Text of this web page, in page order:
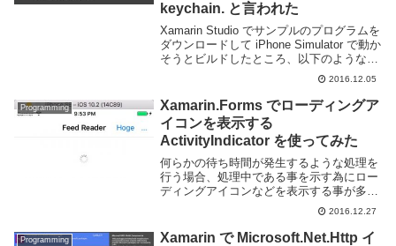
keychain. と言われた
Xamarin Studio でサンプルのプログラムを
ダウンロードして iPhone Simulator で動か
そうとビルドしたところ、以下のようなエ
ラーメッセージが出力された。なんのこっ
ちゃという感じですがこの情報を元にググ
ると Xama...
2016.12.05
Programming
Xamarin.Forms でローディングア
イコンを表示する
ActivityIndicator を使ってみた
何らかの待ち時間が発生するような処理を
行う場合、処理中である事を示す為にロー
ディングアイコンなどを表示する事が多
い。Xamarin でアプリケーションの開発を
行う場合に何か良いものは無いかと探して
みたところ、Xamarin.Forms.Ac...
2016.12.27
Programming
Xamarin で Microsoft.Net.Http イ